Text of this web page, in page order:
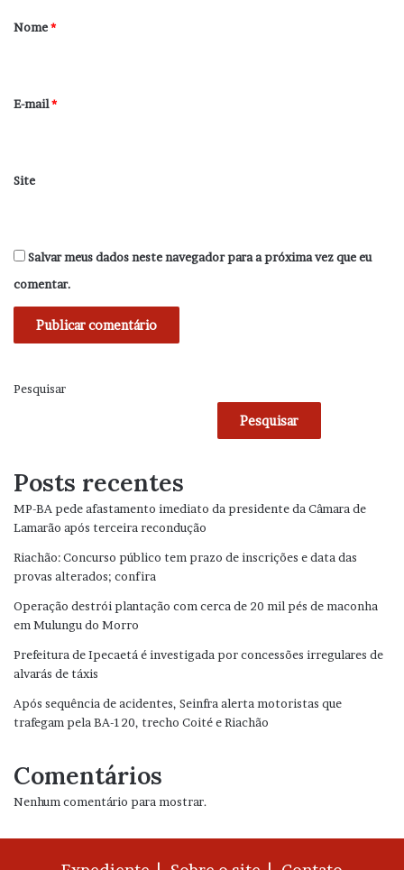
r
*
Nome*
E-mail*
Site
Salvar meus dados neste navegador para a próxima vez que eu
comentar.
Pesquisar
Pesquisar
Posts recentes
MP-BA pede afastamento imediato da presidente da Câmara de
Lamarão após terceira recondução
Riachão: Concurso público tem prazo de inscrições e data das
provas alterados; confira
Operação destrói plantação com cerca de 20 mil pés de maconha
em Mulungu do Morro
Prefeitura de Ipecaetá é investigada por concessões irregulares de
alvarás de táxis
Após sequência de acidentes, Seinfra alerta motoristas que
trafegam pela BA-120, trecho Coité e Riachão
Comentários
Nenhum comentário para mostrar.